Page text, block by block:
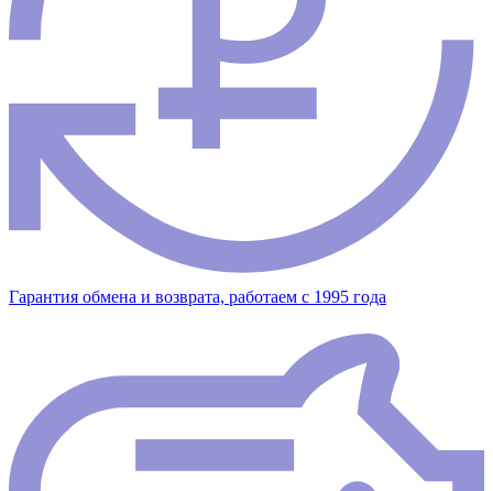
Гарантия обмена и возврата, работаем с 1995 года